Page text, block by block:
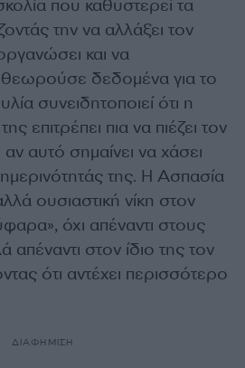
που καθυστερεί τα
την να αλλάξει τον
και να
δεδομένα για το
συνειδητοποιεί ότι η
επιτρέπει πια να πιέζει τον
αυτό σημαίνει να χάσει
της. Η Ασπασία
ουσιαστική νίκη στον
όχι απέναντι στους
απέναντι στον ίδιο της τον
ότι αντέχει περισσότερο
ΔΙΑΦΗΜΙΣΗ